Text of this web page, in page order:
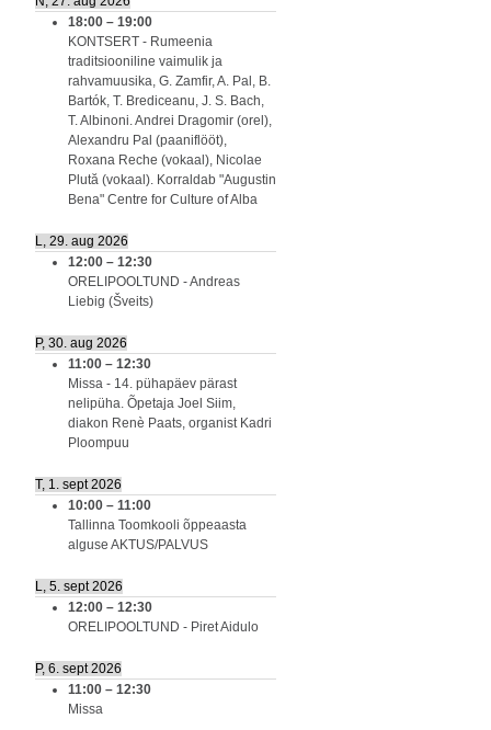
18:00 – 19:00
KONTSERT - Rumeenia
traditsiooniline vaimulik ja
rahvamuusika, G. Zamfir, A. Pal, B.
Bartók, T. Brediceanu, J. S. Bach,
T. Albinoni. Andrei Dragomir (orel),
Alexandru Pal (paaniflööt),
Roxana Reche (vokaal), Nicolae
Plută (vokaal). Korraldab "Augustin
Bena" Centre for Culture of Alba
L, 29. aug 2026
12:00 – 12:30
ORELIPOOLTUND - Andreas
Liebig (Šveits)
P, 30. aug 2026
11:00 – 12:30
Missa - 14. pühapäev pärast
nelipüha. Õpetaja Joel Siim,
diakon Renè Paats, organist Kadri
Ploompuu
T, 1. sept 2026
10:00 – 11:00
Tallinna Toomkooli õppeaasta
alguse AKTUS/PALVUS
L, 5. sept 2026
12:00 – 12:30
ORELIPOOLTUND - Piret Aidulo
P, 6. sept 2026
11:00 – 12:30
Missa